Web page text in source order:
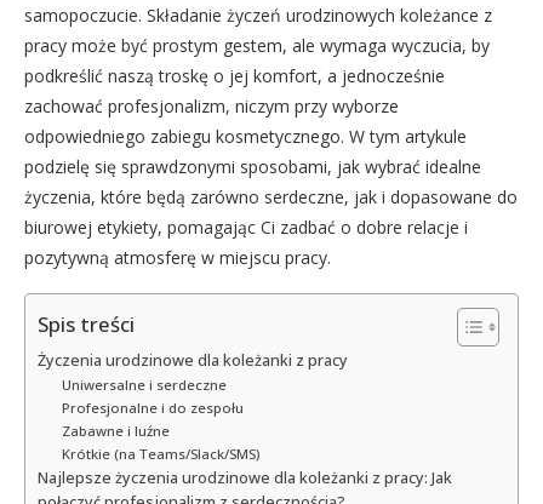
samopoczucie. Składanie życzeń urodzinowych koleżance z
pracy może być prostym gestem, ale wymaga wyczucia, by
podkreślić naszą troskę o jej komfort, a jednocześnie
zachować profesjonalizm, niczym przy wyborze
odpowiedniego zabiegu kosmetycznego. W tym artykule
podzielę się sprawdzonymi sposobami, jak wybrać idealne
życzenia, które będą zarówno serdeczne, jak i dopasowane do
biurowej etykiety, pomagając Ci zadbać o dobre relacje i
pozytywną atmosferę w miejscu pracy.
Spis treści
Życzenia urodzinowe dla koleżanki z pracy
Uniwersalne i serdeczne
Profesjonalne i do zespołu
Zabawne i luźne
Krótkie (na Teams/Slack/SMS)
Najlepsze życzenia urodzinowe dla koleżanki z pracy: Jak